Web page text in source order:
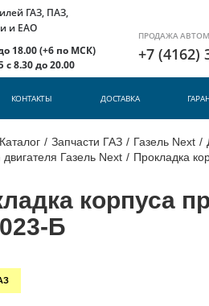
ГАЗ, ПАЗ,
и ЕАО
18.00 (+6 по МСК)
8.30 до 20.00
ПРОДАЖА
+7 (4162)
КОНТАКТЫ ДОСТАВКА
Каталог / Запчасти ГАЗ / Газель Next /
Газель Next / Прокладка
корпуса
Б